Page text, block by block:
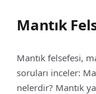
Mantık
Mantık felsefesi,
soruları inceler:
nelerdir? Mantık